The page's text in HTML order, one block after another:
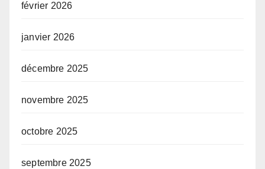
février 2026
janvier 2026
décembre 2025
novembre 2025
octobre 2025
septembre 2025